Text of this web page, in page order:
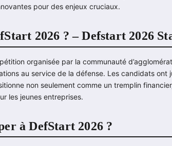
pour des enjeux cruciaux.
2026 ? – Defstart 2026
organisée par la communauté
au service de la défense. Les candidats ont
non seulement comme un tremplin
les jeunes entreprises.
à DefStart 2026 ?